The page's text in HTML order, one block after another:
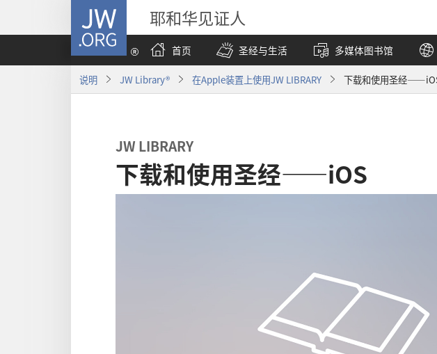
JW.ORG 耶和华见证人
首页
圣经与生活 多媒体图书馆
说明 JW Library® 在Apple装置上使用JW LIBRARY 下载和使用圣经
JW LIBRARY
下载和使用圣经——iOS